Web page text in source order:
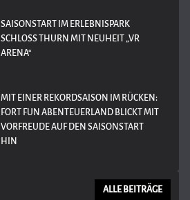
SAISONSTART IM ERLEBNISPARK
SCHLOSS THURN MIT NEUHEIT „VR
ARENA“
MIT EINER REKORDSAISON IM RÜCKEN:
FORT FUN ABENTEUERLAND BLICKT MIT
VORFREUDE AUF DEN SAISONSTART
HIN
ALLE BEITRÄGE